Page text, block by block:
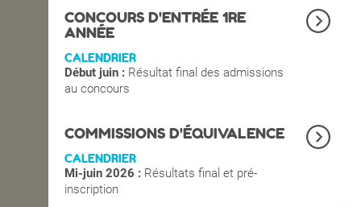
INTERNATIONAL
COURS PUBLICS
OPEN SCHOOL
CONTACTS
CONCOURS D'ENTRÉE 1RE
ANNÉE
CALENDRIER
Début juin : Résultat final des admissions
au concours
COMMISSIONS D'ÉQUIVALENCE
CALENDRIER
Mi-juin 2026 : Résultats final et pré-
inscription